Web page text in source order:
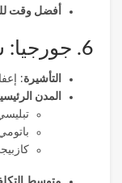
أفضل وقت
6. جورجيا: سحر القوقاز
التأشيرة:
المدن